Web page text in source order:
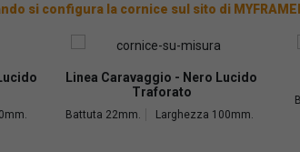
si configura la cornice sul sito di